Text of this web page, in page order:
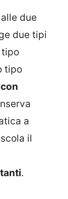
due
due tipi
tipo
tipo
a
il
.